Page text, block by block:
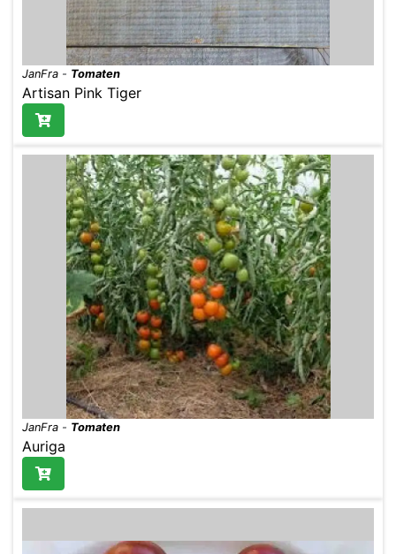
JanFra - Tomaten
Artisan Pink Tiger
JanFra - Tomaten
Auriga